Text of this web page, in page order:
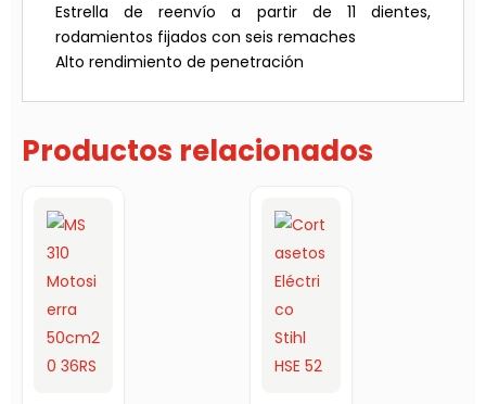
Estrella de reenvío a partir de 11 dientes,
rodamientos fijados con seis remaches
Alto rendimiento de penetración
Productos relacionados